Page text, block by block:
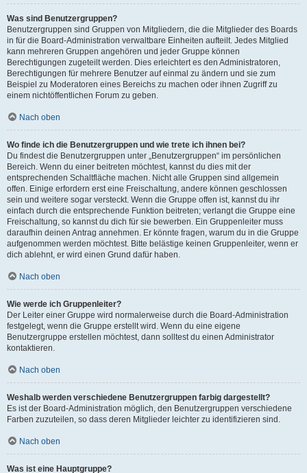
Was sind Benutzergruppen?
Benutzergruppen sind Gruppen von Mitgliedern, die die Mitglieder des Boards
in für die Board-Administration verwaltbare Einheiten aufteilt. Jedes Mitglied
kann mehreren Gruppen angehören und jeder Gruppe können
Berechtigungen zugeteilt werden. Dies erleichtert es den Administratoren,
Berechtigungen für mehrere Benutzer auf einmal zu ändern und sie zum
Beispiel zu Moderatoren eines Bereichs zu machen oder ihnen Zugriff zu
einem nichtöffentlichen Forum zu geben.
Nach oben
Wo finde ich die Benutzergruppen und wie trete ich ihnen bei?
Du findest die Benutzergruppen unter „Benutzergruppen“ im persönlichen
Bereich. Wenn du einer beitreten möchtest, kannst du dies mit der
entsprechenden Schaltfläche machen. Nicht alle Gruppen sind allgemein
offen. Einige erfordern erst eine Freischaltung, andere können geschlossen
sein und weitere sogar versteckt. Wenn die Gruppe offen ist, kannst du ihr
einfach durch die entsprechende Funktion beitreten; verlangt die Gruppe eine
Freischaltung, so kannst du dich für sie bewerben. Ein Gruppenleiter muss
daraufhin deinen Antrag annehmen. Er könnte fragen, warum du in die Gruppe
aufgenommen werden möchtest. Bitte belästige keinen Gruppenleiter, wenn er
dich ablehnt, er wird einen Grund dafür haben.
Nach oben
Wie werde ich Gruppenleiter?
Der Leiter einer Gruppe wird normalerweise durch die Board-Administration
festgelegt, wenn die Gruppe erstellt wird. Wenn du eine eigene
Benutzergruppe erstellen möchtest, dann solltest du einen Administrator
kontaktieren.
Nach oben
Weshalb werden verschiedene Benutzergruppen farbig dargestellt?
Es ist der Board-Administration möglich, den Benutzergruppen verschiedene
Farben zuzuteilen, so dass deren Mitglieder leichter zu identifizieren sind.
Nach oben
Was ist eine Hauptgruppe?